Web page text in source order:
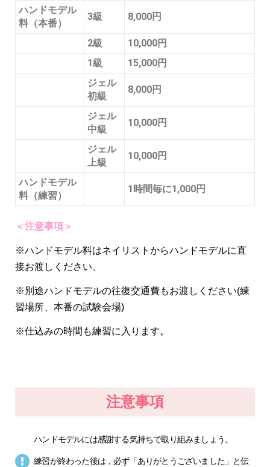
ハンドモデル
料（本番）
3級 8,000円
2級
10,000円
1級
15,000円
ジェル
初級
8,000円
ジェル
中級
10,000円
ジェル
上級
10,000円
ハンドモデル
料（練習）
1時間毎に1,000円
＜注意事項＞
※ハンドモデル料はネイリストからハンドモデルに直
接お渡しください。
※別途ハンドモデルの往復交通費もお渡しください(練
習場所、本番の試験会場)
※仕込みの時間も練習に入ります。
注意事項
ハンドモデルには感謝する気持ちで取り組みましょう。
練習が終わった後は，必ず「ありがとうございました」と伝